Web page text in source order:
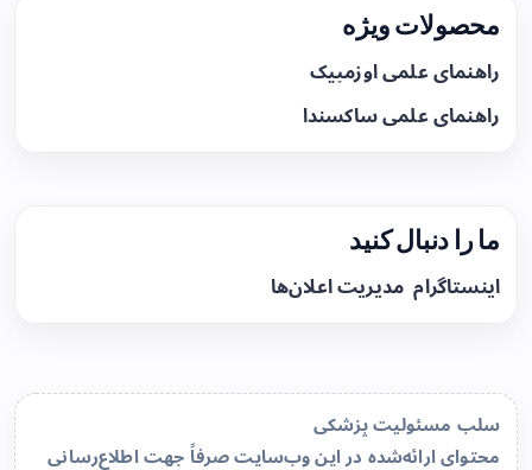
محصولات ویژه
راهنمای علمی اوزمپیک
راهنمای علمی ساکسندا
ما را دنبال کنید
اینستاگرام مدیریت اعلان‌ها
سلب مسئولیت پزشکی
محتوای ارائه‌شده در این وب‌سایت صرفاً جهت اطلاع‌رسانی